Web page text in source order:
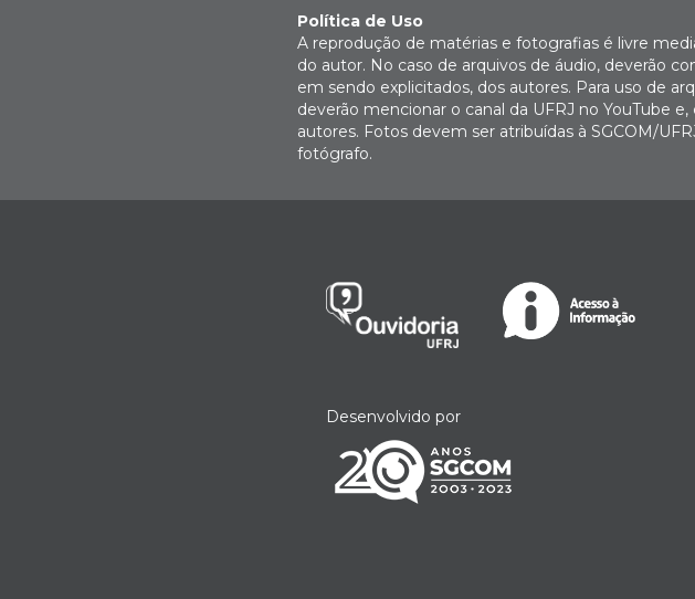
Política de Uso
A reprodução de matérias e fotografias é livre
do autor. No caso de arquivos de áudio, deverão
em sendo explicitados, dos autores. Para uso de
deverão mencionar o canal da UFRJ no YouTube
autores. Fotos devem ser atribuídas à SGCOM/
fotógrafo.
Desenvolvido por